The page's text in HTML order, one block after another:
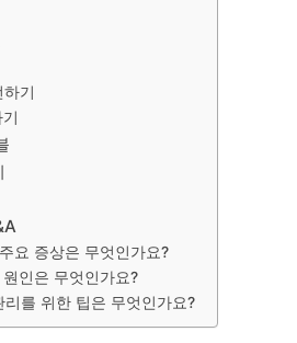
기
요 증상은 무엇인가요?
인은 무엇인가요?
를 위한 팁은 무엇인가요?